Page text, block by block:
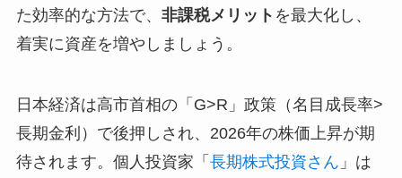
た効率的な方法で、 非課税メリット を最大化し、
着実に資産を増やしましょう。
日本経済は高市首相の「G>R」政策（名目成長率>
長期金利）で後押しされ、2026年の株価上昇が期
待されます。個人投資家「 長期株式投資さん 」は